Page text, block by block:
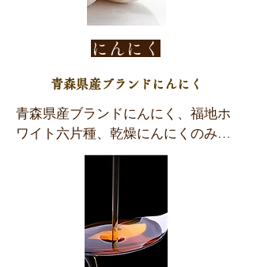
生後60日位からオガ粉を敷き詰めた
ふかふかの床で暮らし、100日を過
ぎた頃から十分に運動ができる広い
スペースに移します。成長によって
美味いのです。
群馬県・前橋市の広大な農場「高橋
養豚場」で阪東もち豚は丁寧に育ま
新鮮な空気と水、豚の気持ちになっ
て整えられた清潔な豚舎。快適な環
境のなかで、豚たちにストレスを与
えないようにやさしく育まれまし
対し「１５段階」もの工程がありま
す。農業では除草や肥料撒き、病
気・害虫などの予防などは手作業で
定期的に行い、工業においても外皮
いかの選別も手作業で確認します。
さらに、次亜塩素酸の洗浄液に２次
洗浄という形で選別した後、さらに
分割して再度洗浄と徹底的に「品質
にこだわり」があります。その後、
ミジン機によって均等な大きさでカ
ットされ、脱水機で毎分１２００回
もの超回転をさせます。
の風味を生かしています。更に馬鈴
薯粉を使用しているので焼き面がサ
クッと黄金色に焼き上がります。
も独自の特殊な製法で行っていま
す。毎日必ず作業場の室温や湿度、
気温やその日の天候までも確認し計
もっとも最良な調整をします。次に
加水のもと、やや硬めの加水の“ネ
タ”を複合し二層式の皮にします。
こうして製造された皮は普通の餃子
にんにく
青森県産ブランドにんにく
青森県産ブランドにんにく、福地ホ
ワイト六片種、乾燥にんにくのみを
青森県産福地六片種とは、その名の
とおり青森県三戸郡福地村（現　南
部町）が原産地で、色は白く表面に
張りがあり、身が引き締まっていま
す。1球に4～6片と少なく、粒が大